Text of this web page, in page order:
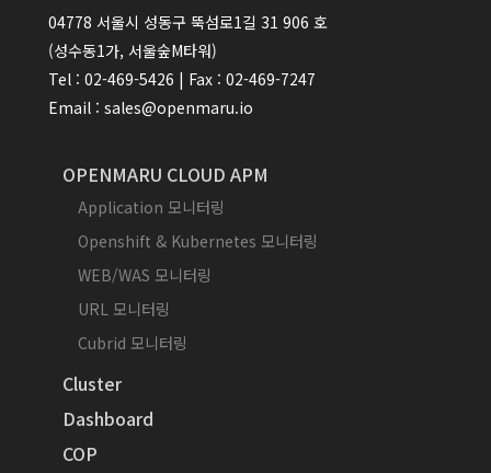
04778 서울시 성동구 뚝섬로1길 31 906 호
(성수동1가, 서울숲M타워)
Tel : 02-469-5426 | Fax : 02-469-7247
Email : sales@openmaru.io
OPENMARU CLOUD APM
Application 모니터링
Openshift & Kubernetes 모니터링
WEB/WAS 모니터링
URL 모니터링
Cubrid 모니터링
Cluster
Dashboard
COP